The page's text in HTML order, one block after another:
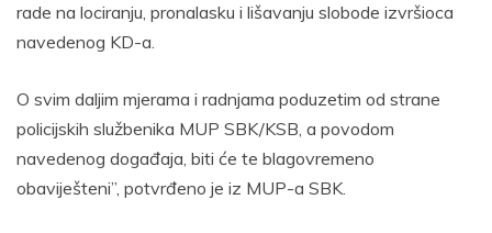
rade na lociranju, pronalasku i lišavanju slobode izvršioca
navedenog KD-a.
O svim daljim mjerama i radnjama poduzetim od strane
policijskih službenika MUP SBK/KSB, a povodom
navedenog događaja, biti će te blagovremeno
obaviješteni”, potvrđeno je iz MUP-a SBK.